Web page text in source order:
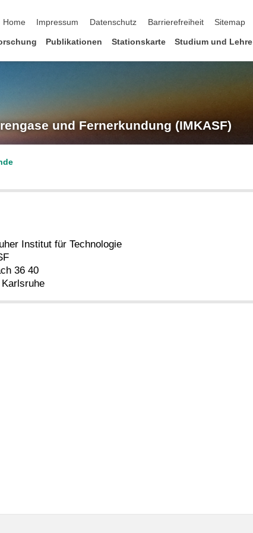
Home
Impressum Datenschutz Barrierefreiheit Sitemap
Publikationen Stationskarte Studium und Lehre
und Fernerkundung (IMKASF)
Institut für Technologie
36 40